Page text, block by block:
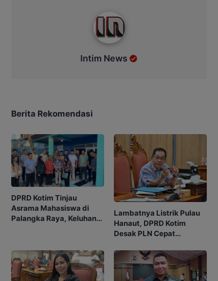
Intim News
Berita Rekomendasi
DPRD Kotim Tinjau
Asrama Mahasiswa di
Palangka Raya, Keluhan
Lambatnya Listrik Pulau
Hanaut, DPRD Kotim
Desak PLN Cepat